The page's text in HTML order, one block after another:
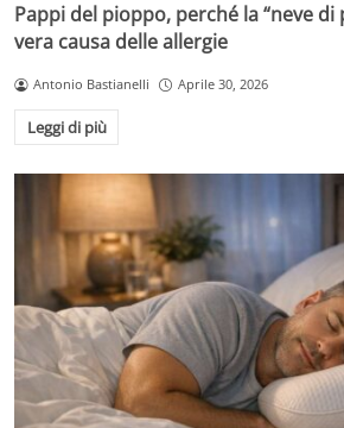
Pappi del pioppo, perché la “neve di
vera causa delle allergie
Antonio Bastianelli Aprile 30, 2026
Leggi di più